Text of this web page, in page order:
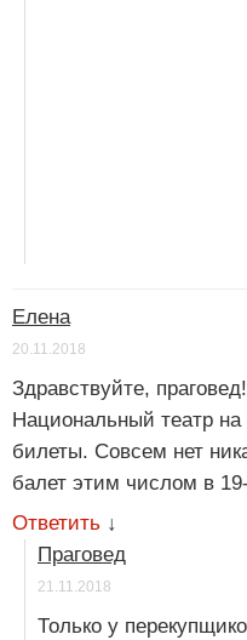
Елена
20.11.2018
Здравствуйте,
Национальный театр
билеты. Совсем нет
балет этим числом в
Ответить ↓
Праговед
21.11.2018
Только у